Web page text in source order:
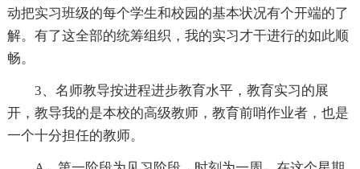
动把实习班级的每个学生和校园的基本状况有个开端的了
解。有了这全部的统筹组织，我的实习才干进行的如此顺
畅。
3、名师教导按进程进步教育水平，教育实习的展
开，教导我的是本校的高级教师，教育前哨作业者，也是
一个十分担任的教师。